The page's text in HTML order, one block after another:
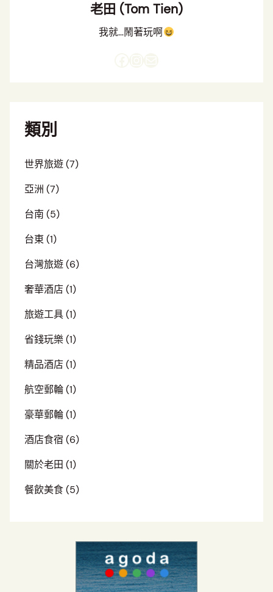
老田 (Tom Tien)
我就…鬧著玩啊
類別
世界旅遊(7)
亞洲 (7)
台南 (5)
台東 (1)
台灣旅遊(6)
奢華酒店(1)
旅遊工具(1)
省錢玩樂(1)
精品酒店(1)
航空郵輪(1)
豪華郵輪(1)
酒店食宿 (6)
關於老田 (1)
餐飲美食(5)